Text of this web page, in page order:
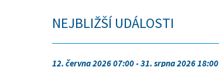
NEJBLIŽŠÍ UDÁLOSTI
12. června 2026 07:00 - 31. srpna 2026 18:00